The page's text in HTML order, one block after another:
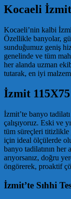
Kocaeli
Kocaeli’nin kalbi
Özellikle banyolar,
sunduğumuz geniş
genelinde ve tüm
her alanda uzman
tutarak, en iyi
İzmit
İzmit’te banyo
çalışıyoruz. Eski ve
tüm süreçleri titizlikle
için ideal ölçülerde
banyo tadilatının her
arıyorsanız, doğru
öngörerek, proaktif
İzmit’te Sıhhi